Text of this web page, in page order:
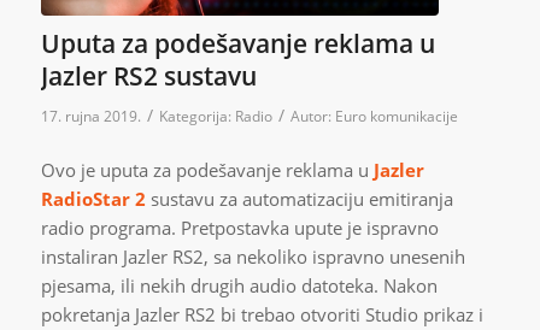
Uputa za podešavanje reklama u
Jazler RS2 sustavu
17. rujna 2019. / Kategorija: Radio / Autor: Euro komunikacije
Ovo je uputa za podešavanje reklama u Jazler
RadioStar 2 sustavu za automatizaciju emitiranja
radio programa. Pretpostavka upute je ispravno
instaliran Jazler RS2, sa nekoliko ispravno unesenih
pjesama, ili nekih drugih audio datoteka. Nakon
pokretanja Jazler RS2 bi trebao otvoriti Studio prikaz i